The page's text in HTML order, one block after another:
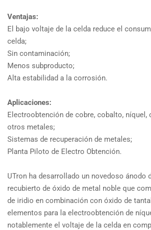
Ventajas:
El bajo voltaje de la celda reduce el
celda;
Sin contaminación;
Menos subproducto;
Alta estabilidad a la corrosión.
Aplicaciones:
Electroobtención de cobre, cobalto, níquel,
otros metales;
Sistemas de recuperación de metales;
Planta Piloto de Electro Obtención.
UTron ha desarrollado un novedoso ánodo
recubierto de óxido de metal noble que
de iridio en combinación con óxido de
elementos para la electroobtención de
notablemente el voltaje de la celda en